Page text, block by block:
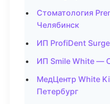
Стоматология
Челябинск
ИП ProfiDent
ИП Smile White —
МедЦентр White
Петербург